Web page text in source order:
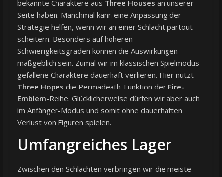
bekannte Charaktere aus Three Houses an unserer
Seite haben. Manchmal kann eine Anpassung der
Strategie helfen, wenn wir an einer Schlacht partout
scheitern. Besonders auf höheren
Schwierigkeitsgraden können die Auswirkungen
maßgeblich sein. Zumal wir im klassischen Spielmodus
gefallene Charaktere dauerhaft verlieren. Hier nutzt
Three Hopes die Permadeath-Funktion der Fire-
Emblem-Reihe. Glücklicherweise dürfen wir aber auch
im Anfänger-Modus und somit ohne dauerhaften
Verlust von Figuren spielen.
Umfangreiches Lager
Zwischen den Schlachten verbringen wir die meiste